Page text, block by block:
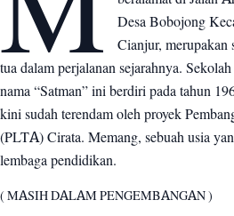
Desa Bobojong
Cianjur, merupakan
tua dalam perjalanan sejarahnya.
nama “Satman” ini berdiri pada tahun
kini sudah terendam oleh proyek
(PLTA) Cirata. Memang, sebuah usia
lembaga pendidikan.
( MASIH DALAM PENGEMBANGAN )